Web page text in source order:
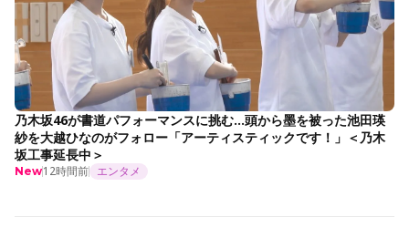
乃木坂46が書道パフォーマンスに挑む…頭から墨を被った池田瑛
紗を大越ひなのがフォロー「アーティスティックです！」＜乃木
坂工事延長中＞
New12時間前 エンタメ